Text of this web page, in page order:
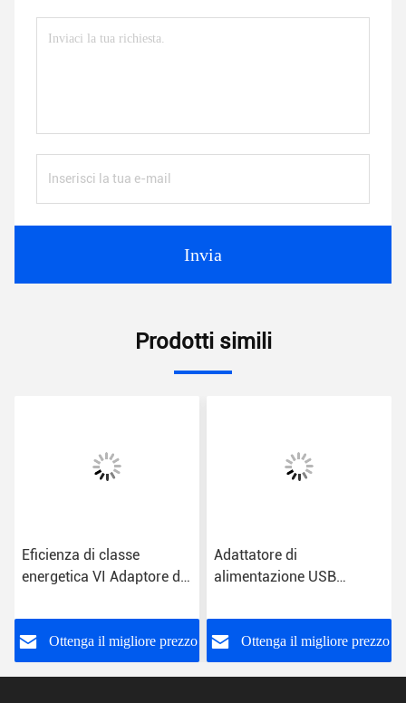
Invia
Prodotti simili
Eficienza di classe
energetica VI Adaptore di
USB con ingresso CA per
uso universale
Ottenga il migliore prezzo
Adattatore di
alimentazione USB
energetica VI
Ottenga il migliore prezzo